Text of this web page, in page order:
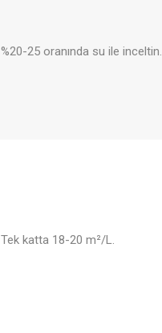
%20-25 oranında su ile inceltin.
Tek katta 18-20 m²/L.